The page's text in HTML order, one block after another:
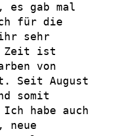
es gab mal
für die
sehr
Zeit ist
von
Seit August
somit
habe auch
neue